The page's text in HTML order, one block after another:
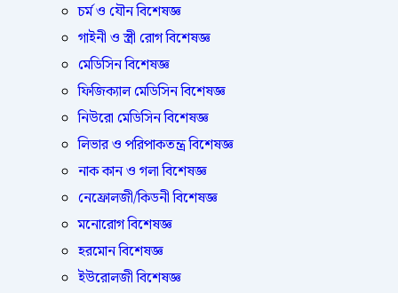
চর্ম ও যৌন বিশেষজ্ঞ
গাইনী ও স্ত্রী রোগ বিশেষজ্ঞ
মেডিসিন বিশেষজ্ঞ
ফিজিক্যাল মেডিসিন বিশেষজ্ঞ
নিউরো মেডিসিন বিশেষজ্ঞ
লিভার ও পরিপাকতন্ত্র বিশেষজ্ঞ
নাক কান ও গলা বিশেষজ্ঞ
নেফ্রোলজী/কিডনী বিশেষজ্ঞ
মনোরোগ বিশেষজ্ঞ
হরমোন বিশেষজ্ঞ
ইউরোলজী বিশেষজ্ঞ